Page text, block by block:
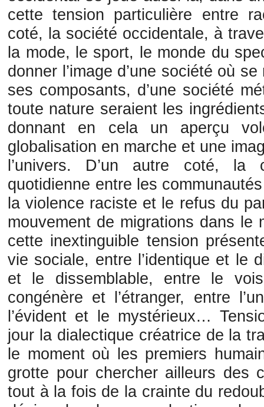
cette tension particulière entre
coté, la société occidentale, à
la mode, le sport, le monde du
donner l’image d’une société où
ses composants, d’une société
toute nature seraient les
donnant en cela un aperçu
globalisation en marche et une
l’univers. D’un autre coté, la
quotidienne entre les
la violence raciste et le refus du
mouvement de migrations dans le
cette inextinguible tension
vie sociale, entre l’identique et le
et le dissemblable, entre le
congénère et l’étranger, entre
l’évident et le mystérieux…
jour la dialectique créatrice de la
le moment où les premiers
grotte pour chercher ailleurs des
tout à la fois de la crainte du